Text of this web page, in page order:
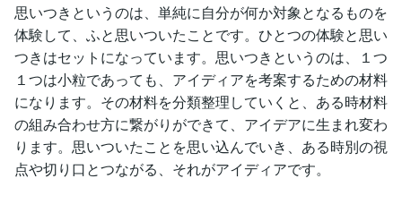
思いつきというのは、単純に自分が何か対象となるものを
体験して、ふと思いついたことです。ひとつの体験と思い
つきはセットになっています。思いつきというのは、１つ
１つは小粒であっても、アイディアを考案するための材料
になります。その材料を分類整理していくと、ある時材料
の組み合わせ方に繋がりができて、アイデアに生まれ変わ
ります。思いついたことを思い込んでいき、ある時別の視
点や切り口とつながる、それがアイディアです。